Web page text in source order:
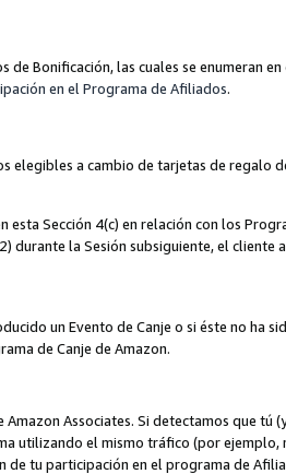
de Bonificación, las cuales se enumeran
en el Programa de Afiliados.
elegibles a cambio de tarjetas de regalo
Sección 4(c) en relación con los
durante la Sesión subsiguiente, el
un Evento de Canje o si éste no ha
de Canje de Amazon.
Associates. Si detectamos que
utilizando el mismo tráfico (por
de tu participación en el programa de